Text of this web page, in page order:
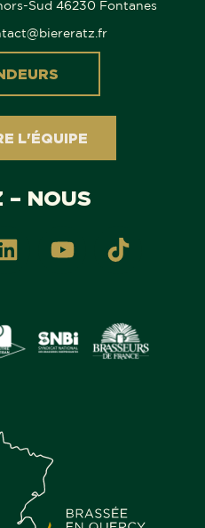
Sud 46230 Fontanes
L'ÉQUIPE
– NOUS